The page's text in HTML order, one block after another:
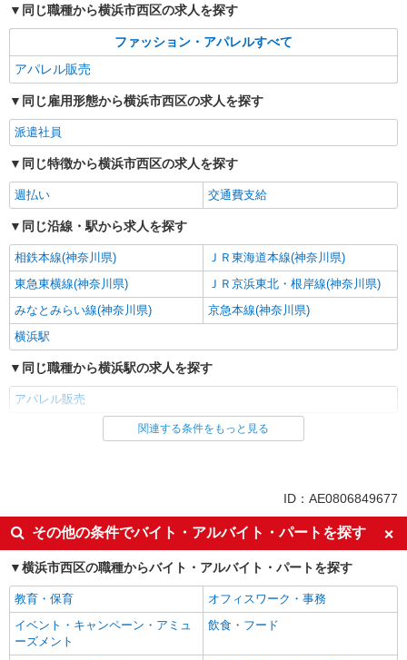
アルバイト パート
コンジェ ペイエ アデュー トリステス／フラボア
販売スタッフ
します ※試用期間（1ヶ月間）：時給1,225円
神奈川県横浜市西区南幸1-5-1 ジョイナス
キープ 詳細を見る
同じ職種から横浜市西区の求人を探す
ファッション・アパレルすべて
アパレル販売
同じ雇用形態から横浜市西区の求人を探す
派遣社員
同じ特徴から横浜市西区の求人を探す
週払い 交通費支給
同じ沿線・駅から求人を探す
相鉄本線(神奈川県)
ＪＲ東海道本線(神奈川県)
東急東横線(神奈川県)
ＪＲ京浜東北・根岸線(神奈川県)
みなとみらい線(神奈川県)
京急本線(神奈川県)
横浜駅
同じ職種から横浜駅の求人を探す
アパレル販売
同じ雇用形態から横浜駅の求人を探す
週払い 交通費支給
ファッション・アパレル
アパレル販売
同じ特徴から求人を探す
関連する条件をもっと見る
ID：AE0806849677
その他の条件でバイト・アルバイト・パートを探す
横浜市西区の職種からバイト・アルバイト・パートを探す
教育・保育
オフィスワーク・事務
イベント・キャンペーン・アミュ
ーズメント
飲食・フード